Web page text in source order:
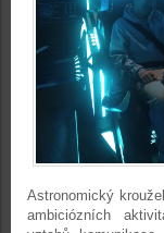
Astronomický
ambiciózních